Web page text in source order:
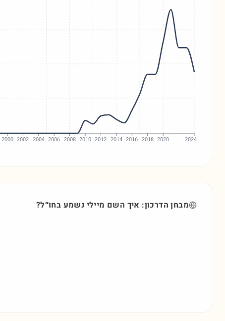
2000 2002 2004 2006 2008 2010 2012 2014 2016 2018 2020 2024
מבחן הדרכון: איך השם מיילי נשמע בחו״ל?